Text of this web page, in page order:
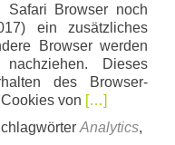
Browser noch
ein zusätzliches
Browser werden
nachziehen. Dieses
des Browser-
von Read
about
[…]
Analytics,